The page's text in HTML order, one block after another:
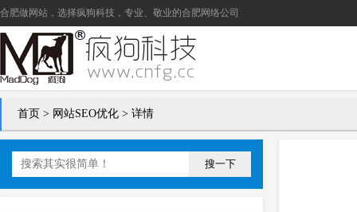
合肥做网站 ，选择疯狗科技，专业、敬业的合肥网络公司
首页 > 网站SEO优化 > 详情
搜一下